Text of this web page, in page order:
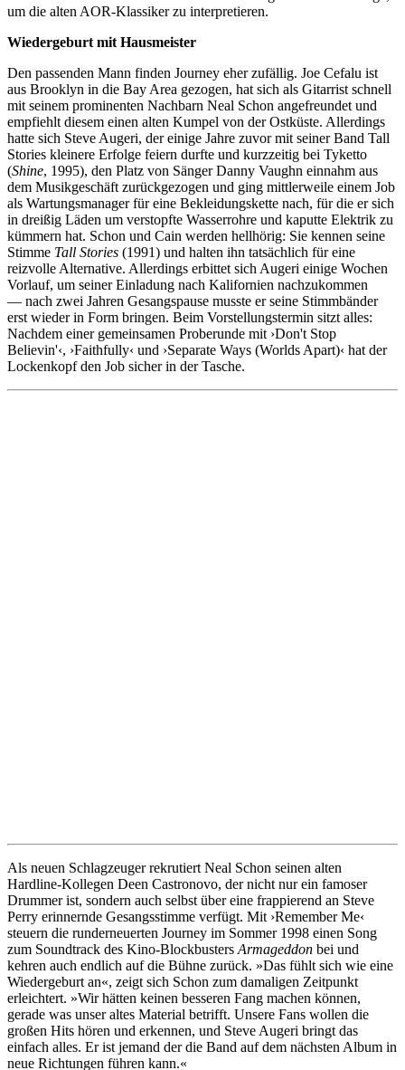
um die alten AOR-Klassiker zu interpretieren.
Wiedergeburt mit Hausmeister
Den passenden Mann finden Journey eher zufällig. Joe Cefalu ist
aus Brooklyn in die Bay Area gezogen, hat sich als Gitarrist schnell
mit seinem prominenten Nachbarn Neal Schon angefreundet und
empfiehlt diesem einen alten Kumpel von der Ostküste. Allerdings
hatte sich Steve Augeri, der einige Jahre zuvor mit seiner Band Tall
Stories kleinere Erfolge feiern durfte und kurzzeitig bei Tyketto
(Shine, 1995), den Platz von Sänger Danny Vaughn einnahm aus
dem Musikgeschäft zurückgezogen und ging mittlerweile einem Job
als Wartungsmanager für eine Bekleidungskette nach, für die er sich
in dreißig Läden um verstopfte Wasserrohre und kaputte Elektrik zu
kümmern hat. Schon und Cain werden hellhörig: Sie kennen seine
Stimme Tall Stories (1991) und halten ihn tatsächlich für eine
reizvolle Alternative. Allerdings erbittet sich Augeri einige Wochen
Vorlauf, um seiner Einladung nach Kalifornien nachzukommen
— nach zwei Jahren Gesangspause musste er seine Stimmbänder
erst wieder in Form bringen. Beim Vorstellungstermin sitzt alles:
Nachdem einer gemeinsamen Proberunde mit ›Don't Stop
Believin'‹, ›Faithfully‹ und ›Separate Ways (Worlds Apart)‹ hat der
Lockenkopf den Job sicher in der Tasche.
Als neuen Schlagzeuger rekrutiert Neal Schon seinen alten
Hardline-Kollegen Deen Castronovo, der nicht nur ein famoser
Drummer ist, sondern auch selbst über eine frappierend an Steve
Perry erinnernde Gesangsstimme verfügt. Mit ›Remember Me‹
steuern die runderneuerten Journey im Sommer 1998 einen Song
zum Soundtrack des Kino-Blockbusters Armageddon bei und
kehren auch endlich auf die Bühne zurück. »Das fühlt sich wie eine
Wiedergeburt an«, zeigt sich Schon zum damaligen Zeitpunkt
erleichtert. »Wir hätten keinen besseren Fang machen können,
gerade was unser altes Material betrifft. Unsere Fans wollen die
großen Hits hören und erkennen, und Steve Augeri bringt das
einfach alles. Er ist jemand der die Band auf dem nächsten Album in
neue Richtungen führen kann.«